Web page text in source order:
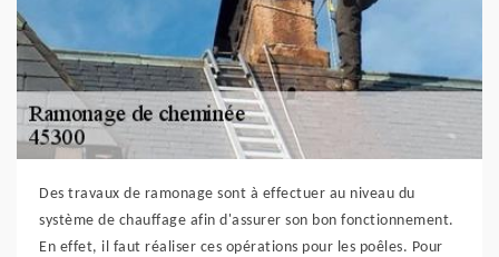
Des travaux de ramonage sont à effectuer au niveau du
système de chauffage afin d'assurer son bon fonctionnement.
En effet, il faut réaliser ces opérations pour les poêles. Pour